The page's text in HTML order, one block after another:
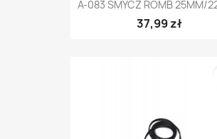
A-083 SMYCZ ROMB 25MM/
37,99 zł